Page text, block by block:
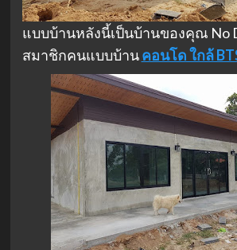
แบบบ้านหลังนี้เป็นบ้านของคุณ No
สมาชิกคนแบบบ้านคอนโด ใกล้